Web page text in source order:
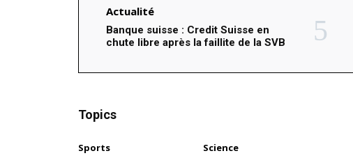
Actualité
Banque suisse : Credit Suisse en
chute libre après la faillite de la SVB
Topics
Sports Science